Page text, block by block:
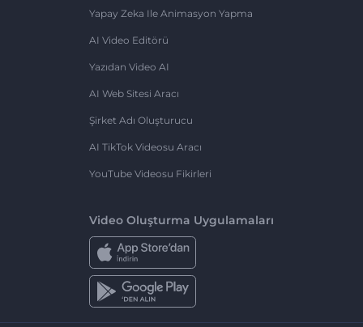
Yapay Zeka Ile Animasyon Yapma
AI Video Editörü
Yazıdan Video AI
AI Web Sitesi Aracı
Şirket Adı Oluşturucu
AI TikTok Videosu Aracı
YouTube Videosu Fikirleri
Video Oluşturma Uygulamaları